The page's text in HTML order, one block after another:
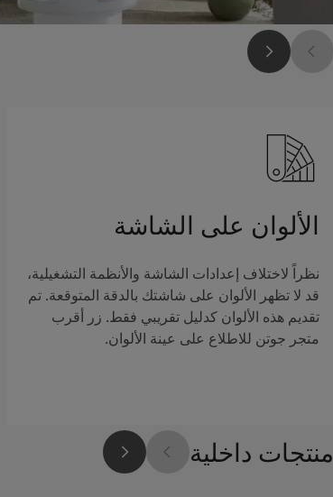
الألوان على الشاشة
نظراً لاختلاف إعدادات الشاشة والأنظمة التشغيلية،
قد لا تظهر الألوان على شاشتك بالدقة المتوقعة. تم
تقديم هذه الألوان كدليل تقريبي فقط. زر أقرب
متجر جوتن للاطلاع على عينة الألوان.
منتجات داخلية